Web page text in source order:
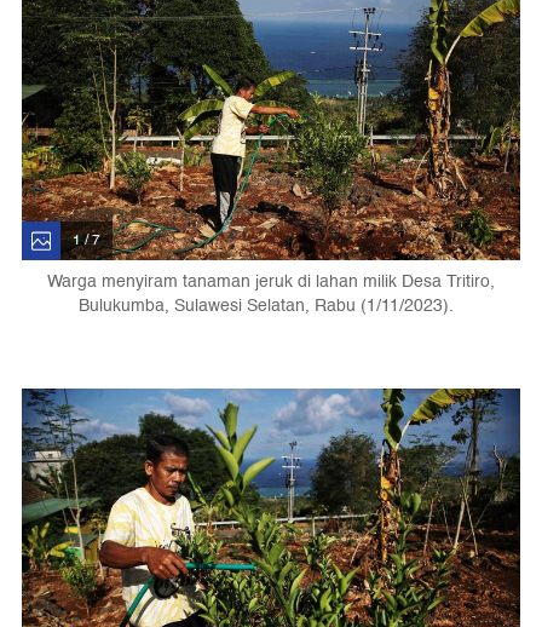
1 / 7
Warga menyiram tanaman jeruk di lahan milik Desa Tritiro,
Bulukumba, Sulawesi Selatan, Rabu (1/11/2023).